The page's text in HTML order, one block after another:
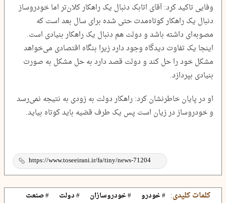
وفایی تاکید کرد: آقای اتابک دنبال یک راهکار کلان‌تر اما خودروساز
دنبال یک راهکار کوتاه‌مدت حتی شده برای سال بعد است که
مصوبه‌ای داشته باشد و دولت هم دنبال یک راهکار بنیادی است.
اینجا یک تفاوت دیدگاه وجود دارد زیرا بنگاه اقتصادی می‌خواهد
مشکل خود را حل کند و دولت قصد دارد به حل مشکل به صورت
بنیادی بپردازد.
او در پایان خاطرنشان کرد: راهکار دولت به زودی به نتیجه نمی‌رسد
و خودروساز در زیان است پس یک طرف قضیه باید کوتاه بیاید.
کلمات کلیدی: # خودرو # خودروسازان # دولت
# صنعت